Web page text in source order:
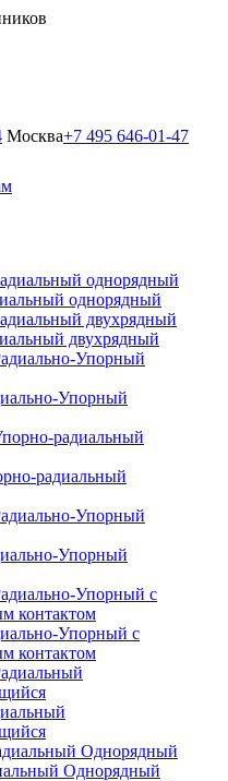
Москва+7 495 646-01-47
однорядный
двухрядный
Упорный
радиальный
Упорный
Упорный с
контактом
Однорядный